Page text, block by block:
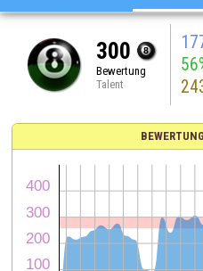
300
Bewertung
Talent